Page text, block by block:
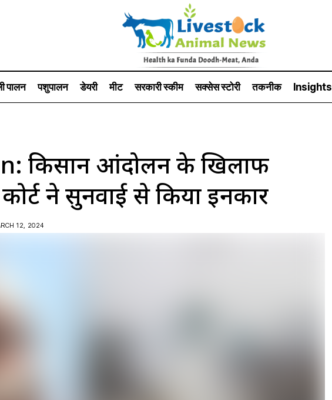
पालन पशुपालन डेयरी मीट सरकारी स्की‍म सक्सेस स्टो‍री तकनीक Insights
किसान आंदोलन के खिलाफ
कोर्ट ने सुनवाई से किया इनकार
12, 2024